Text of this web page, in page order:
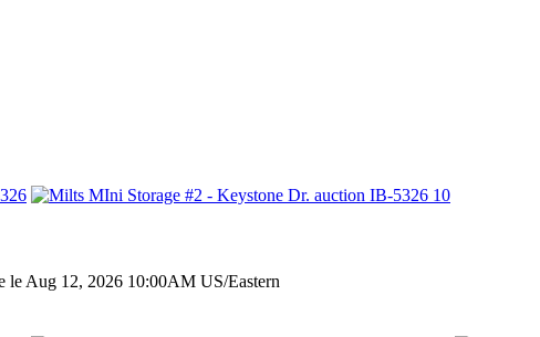
le Aug 12, 2026 10:00AM US/Eastern